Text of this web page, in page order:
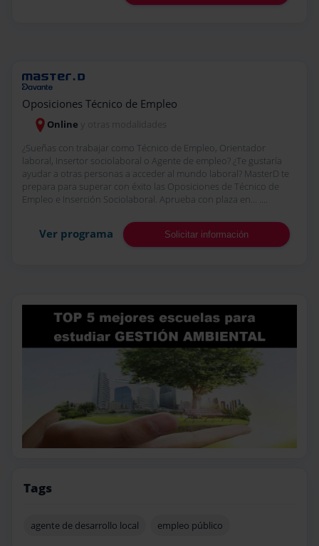
Oposiciones Técnico de Empleo
Online
¿Sueñas con trabajar como Técnico de Empleo, Orientador
laboral, Insertor sociolaboral o Agente de empleo? ¿Te gustaría
ayudar a otras personas a acceder al mundo laboral? MasterD te
prepara para superar con éxito las Oposiciones de Técnico de
Empleo e Inserción Sociolaboral. Aprueba con plaza en... ....
Ver programa Solicitar información
Tags
agente de desarrollo local empleo público